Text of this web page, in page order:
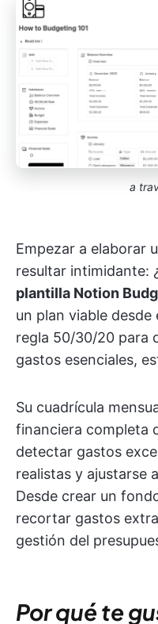
a
Empezar a elaborar
resultar intimidante:
plantilla Notion
un plan viable
regla 50/30/20 para
gastos esenciales,
Su cuadrícula
financiera completa
detectar gastos
realistas y ajustarse
Desde crear un
recortar gastos
gestión del
Por qué te